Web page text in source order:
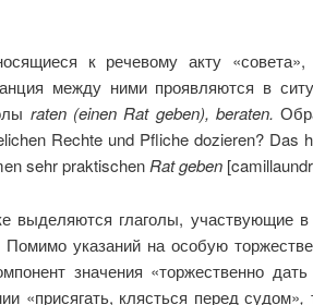
к речевому акту «совета»,
между ними проявляются в
raten(einen Rat geben), beraten.
Rechte und Pfliche dozieren? Das
sehr praktischenRat geben
выделяются глаголы, участвующие
Помимо указаний на особую
значения «торжественно дать
«присягать, клясться перед судом»,